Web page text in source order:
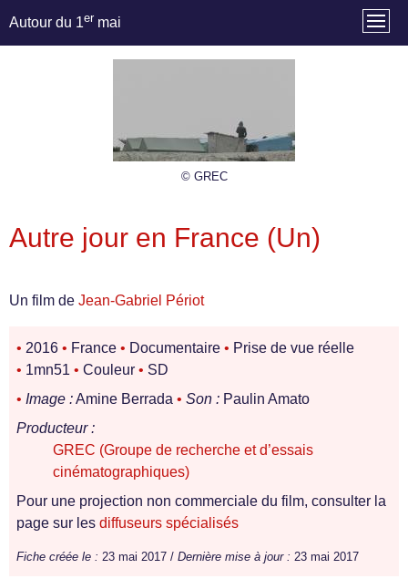
Autour du 1er mai
© GREC
Autre jour en France (Un)
Un film de Jean-Gabriel Périot
• 2016 • France • Documentaire • Prise de vue réelle
• 1mn51 • Couleur • SD
• Image :Amine Berrada • Son : Paulin Amato
Producteur :
GREC (Groupe de recherche et d’essais
cinématographiques)
Pour une projection non commerciale du film, consulter la
page sur les diffuseurs spécialisés
Fiche créée le : 23 mai 2017 / Dernière mise à jour : 23 mai 2017